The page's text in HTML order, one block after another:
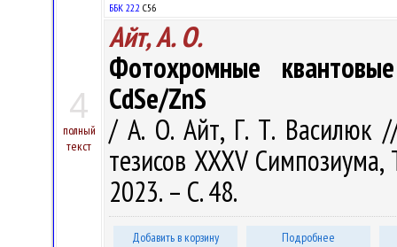
4
полный
текст
ББК 22.2 С56
Айт, А. О.
Фотохромные
CdSe/ZnS
/ А. О. Айт, Г. Т. Василюк
тезисов ХХХV Симпозиума,
2023. – С. 48.
Добавить в корзину Подробнее